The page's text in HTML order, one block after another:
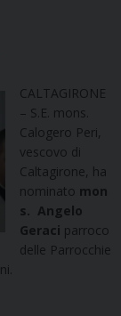
CALTAGIRONE
– S.E. mons.
Calogero Peri,
vescovo di
Caltagirone, ha
nominato mon
s. Angelo
Geraci parroco
delle Parrocchie